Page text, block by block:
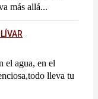
más allá...
el agua, en el
lleva tu